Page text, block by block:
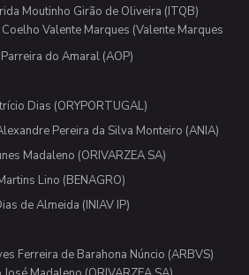
Moutinho Girão de Oliveira (ITQB)
Valente Marques (Valente Marques
do Amaral (AOP)
Dias (ORYPORTUGAL)
Pereira da Silva Monteiro (ANIA)
Madaleno (ORIVARZEA SA)
Lino (BENAGRO)
de Almeida (INIAV IP)
Ferreira de Barahona Núncio (ARBVS)